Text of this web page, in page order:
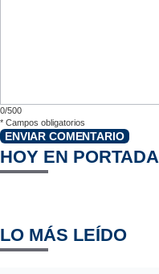
0/500
* Campos obligatorios
ENVIAR COMENTARIO
HOY EN PORTADA
LO MÁS LEÍDO